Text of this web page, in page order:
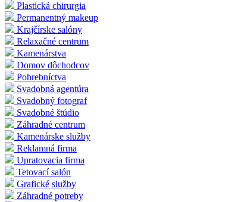
Plastická chirurgia
Permanentný makeup
Krajčírske salóny
Relaxačné centrum
Kamenárstva
Domov dôchodcov
Pohrebníctva
Svadobná agentúra
Svadobný fotograf
Svadobné štúdio
Záhradné centrum
Kamenárske služby
Reklamná firma
Upratovacia firma
Tetovací salón
Grafické služby
Záhradné potreby